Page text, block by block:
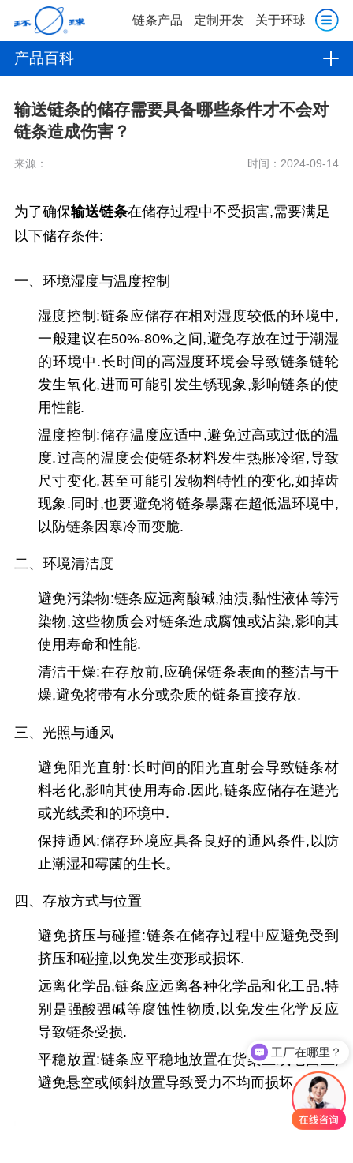
链条产品 定制开发 关于环球
产品百科
输送链条的储存需要具备哪些条件才不会对
链条造成伤害？
来源： 时间：2024-09-14
为了确保输送链条在储存过程中不受损害,需要满足
以下储存条件:
一、环境湿度与温度控制
湿度控制:链条应储存在相对湿度较低的环境中,
一般建议在50%-80%之间,避免存放在过于潮湿
的环境中.长时间的高湿度环境会导致链条链轮
发生氧化,进而可能引发生锈现象,影响链条的使
用性能.
温度控制:储存温度应适中,避免过高或过低的温
度.过高的温度会使链条材料发生热胀冷缩,导致
尺寸变化,甚至可能引发物料特性的变化,如掉齿
现象.同时,也要避免将链条暴露在超低温环境中,
以防链条因寒冷而变脆.
二、环境清洁度
避免污染物:链条应远离酸碱,油渍,黏性液体等污
染物,这些物质会对链条造成腐蚀或沾染,影响其
使用寿命和性能.
清洁干燥:在存放前,应确保链条表面的整洁与干
燥,避免将带有水分或杂质的链条直接存放.
三、光照与通风
避免阳光直射:长时间的阳光直射会导致链条材
料老化,影响其使用寿命.因此,链条应储存在避光
或光线柔和的环境中.
保持通风:储存环境应具备良好的通风条件,以防
止潮湿和霉菌的生长。
四、存放方式与位置
避免挤压与碰撞:链条在储存过程中应避免受到
挤压和碰撞,以免发生变形或损坏.
远离化学品,链条应远离各种化学品和化工品,特
别是强酸强碱等腐蚀性物质,以免发生化学反应
导致链条受损.
平稳放置:链条应平稳地放置在货架上或地面上,
避免悬空或倾斜放置导致受力不均而损坏.
工厂在哪里？